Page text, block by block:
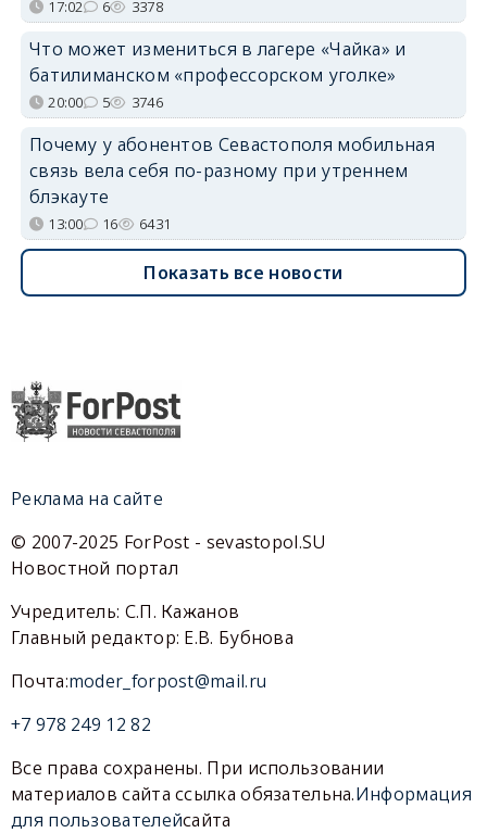
17:02 6 3378
Что может измениться в лагере «Чайка» и
батилиманском «профессорском уголке»
20:00 5 3746
Почему у абонентов Севастополя мобильная
связь вела себя по-разному при утреннем
блэкауте
13:00 16 6431
Показать все новости
Реклама на сайте
© 2007-2025 ForPost - sevastopol.SU
Новостной портал
Учредитель: С.П. Кажанов
Главный редактор: Е.В. Бубнова
Почта:moder_forpost@mail.ru
+7 978 249 12 82
Все права сохранены. При использовании
материалов сайта ссылка обязательна.Информация
для пользователейсайта